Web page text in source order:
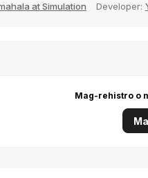
at Simulation Developer:
Mag-rehistro o